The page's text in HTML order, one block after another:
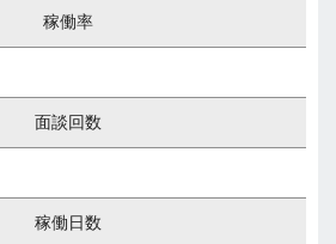
稼働率
面談回数
稼働日数